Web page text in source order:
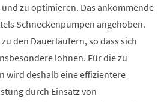
zu optimieren. Das ankommende
Schneckenpumpen angehoben.
den Dauerläufern, so dass sich
lohnen. Für die zu
wird deshalb eine effizientere
durch Einsatz von